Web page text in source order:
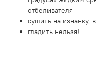
отбеливателя
сушить на изнанку,
гладить нельзя!